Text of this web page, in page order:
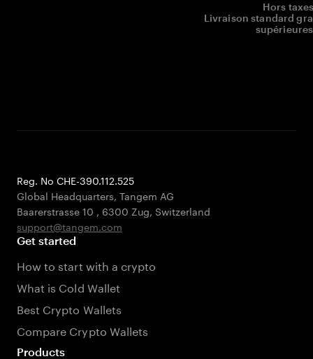
Hors
Livraison standard
Reg. No CHE-390.112.525
Global Headquarters, Tangem AG
Baarerstrasse 10 , 6300 Zug, Switzerland
support@tangem.com
Get started
How to start with a crypto
What is Cold Wallet
Best Crypto Wallets
Compare Crypto Wallets
Products